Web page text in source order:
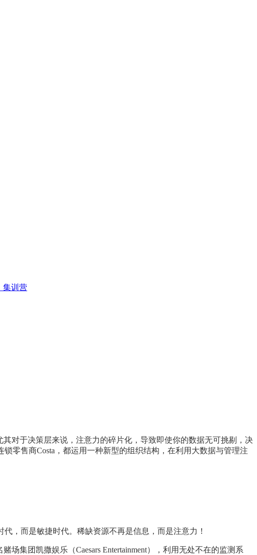
集训营
对于决策层来说，注意力的碎片化，导致即使你的数据无可挑剔，决
零售商Costa，都运用一种新型的组织结构，在利用大数据与管理注
，而是敏捷时代。稀缺资源不再是信息，而是注意力！
集团凯撒娱乐（Caesars Entertainment），利用无处不在的监测系